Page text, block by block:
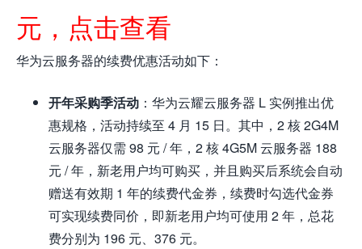
元，点击查看
华为云服务器的续费优惠活动如下：
开年采购季活动 ：华为云耀云服务器 L 实例推出优
惠规格，活动持续至 4 月 15 日。其中，2 核 2G4M
云服务器仅需 98 元 / 年，2 核 4G5M 云服务器 188
元 / 年，新老用户均可购买，并且购买后系统会自动
赠送有效期 1 年的续费代金券，续费时勾选代金券
可实现续费同价，即新老用户均可使用 2 年，总花
费分别为 196 元、376 元。